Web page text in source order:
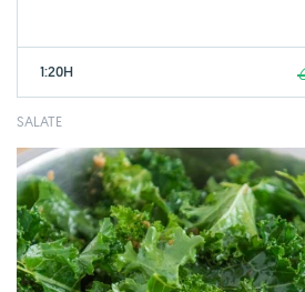
1:20H
SALATE